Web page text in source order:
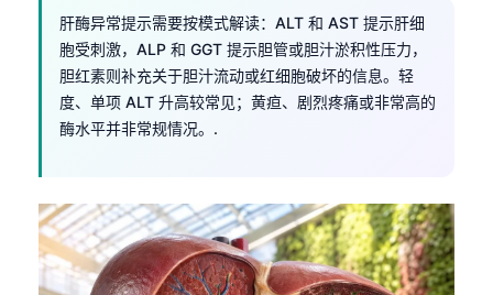
肝酶异常提示需要按模式解读：ALT 和 AST 提示肝细
胞受刺激，ALP 和 GGT 提示胆管或胆汁淤积性压力，
胆红素则补充关于胆汁流动或红细胞破坏的信息。轻
度、单项 ALT 升高较常见；黄疸、剧烈疼痛或非常高的
酶水平并非常规情况。.
Afrikaans
Монгол
ພາສາລາວ
Cebuano
ئۇيغۇرچە
Кыргызча
Татар теле